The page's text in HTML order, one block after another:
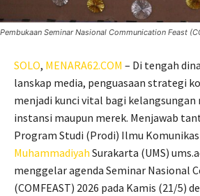
Pembukaan Seminar Nasional Communication Feast
SOLO, MENARA62.COM – Di tengah
lanskap media, penguasaan strategi
menjadi kunci vital bagi kelangsungan
instansi maupun merek. Menjawab
Program Studi (Prodi) Ilmu
Muhammadiyah Surakarta (UMS)
menggelar agenda Seminar Nasional
(COMFEAST) 2026 pada Kamis (21/5)